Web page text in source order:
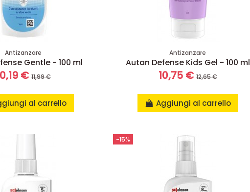
Antizanzare
Gentle - 100 ml
€ 11,99 €
al carrello
Antizanzare
Autan Defense Kids Gel - 100 ml
10,75 € 12,65 €
Aggiungi al carrello
-15%